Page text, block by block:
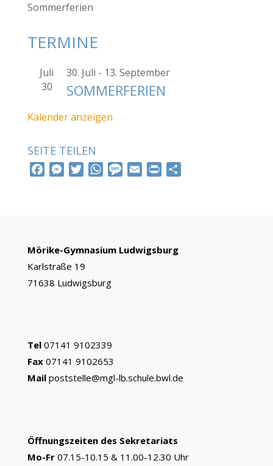
Sommerferien
TERMINE
Juli
30
30. Juli - 13. September
SOMMERFERIEN
Kalender anzeigen
SEITE TEILEN
o
k
M
g
e
r
r
W
p
M
e
Mörike-Gymnasium Ludwigsburg
Karlstraße 19
71638 Ludwigsburg
Tel 07141 9102339
Fax 07141 9102653
Mail poststelle@mgl-lb.schule.bwl.de
Öffnungszeiten des Sekretariats
Mo-Fr07.15-10.15 & 11.00-12.30 Uhr